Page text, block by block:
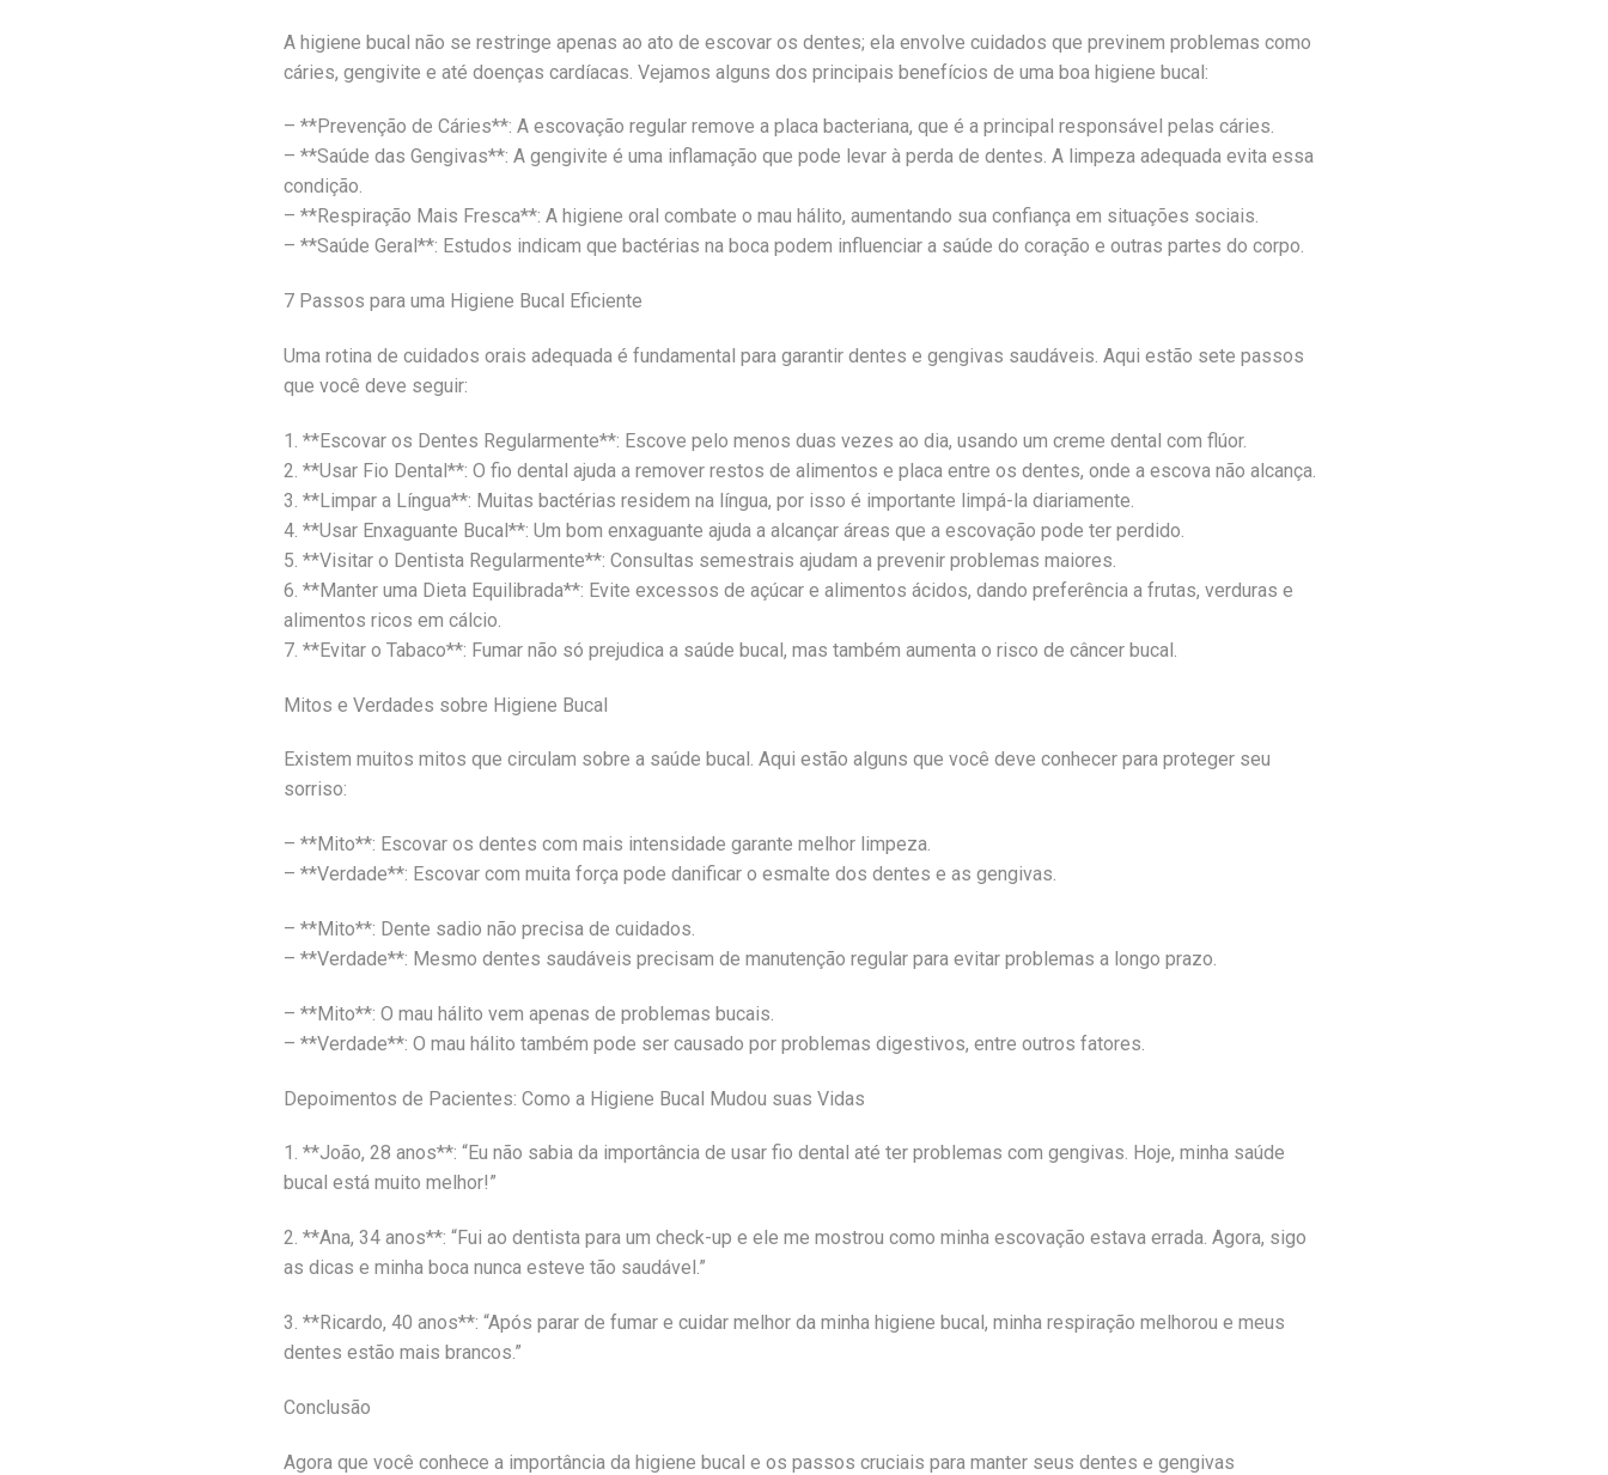
A higiene bucal não se restringe apenas ao ato de escovar os dentes; ela envolve cuidados que previnem problemas como
cáries, gengivite e até doenças cardíacas. Vejamos alguns dos principais benefícios de uma boa higiene bucal:
– **Prevenção de Cáries**: A escovação regular remove a placa bacteriana, que é a principal responsável pelas cáries.
– **Saúde das Gengivas**: A gengivite é uma inflamação que pode levar à perda de dentes. A limpeza adequada evita essa
condição.
– **Respiração Mais Fresca**: A higiene oral combate o mau hálito, aumentando sua confiança em situações sociais.
– **Saúde Geral**: Estudos indicam que bactérias na boca podem influenciar a saúde do coração e outras partes do corpo.
7 Passos para uma Higiene Bucal Eficiente
Uma rotina de cuidados orais adequada é fundamental para garantir dentes e gengivas saudáveis. Aqui estão sete passos
que você deve seguir:
1. **Escovar os Dentes Regularmente**: Escove pelo menos duas vezes ao dia, usando um creme dental com flúor.
2. **Usar Fio Dental**: O fio dental ajuda a remover restos de alimentos e placa entre os dentes, onde a escova não alcança.
3. **Limpar a Língua**: Muitas bactérias residem na língua, por isso é importante limpá-la diariamente.
4. **Usar Enxaguante Bucal**: Um bom enxaguante ajuda a alcançar áreas que a escovação pode ter perdido.
5. **Visitar o Dentista Regularmente**: Consultas semestrais ajudam a prevenir problemas maiores.
6. **Manter uma Dieta Equilibrada**: Evite excessos de açúcar e alimentos ácidos, dando preferência a frutas, verduras e
alimentos ricos em cálcio.
7. **Evitar o Tabaco**: Fumar não só prejudica a saúde bucal, mas também aumenta o risco de câncer bucal.
Mitos e Verdades sobre Higiene Bucal
Existem muitos mitos que circulam sobre a saúde bucal. Aqui estão alguns que você deve conhecer para proteger seu
sorriso:
– **Mito**: Escovar os dentes com mais intensidade garante melhor limpeza.
– **Verdade**: Escovar com muita força pode danificar o esmalte dos dentes e as gengivas.
– **Mito**: Dente sadio não precisa de cuidados.
– **Verdade**: Mesmo dentes saudáveis precisam de manutenção regular para evitar problemas a longo prazo.
– **Mito**: O mau hálito vem apenas de problemas bucais.
– **Verdade**: O mau hálito também pode ser causado por problemas digestivos, entre outros fatores.
Depoimentos de Pacientes: Como a Higiene Bucal Mudou suas Vidas
1. **João, 28 anos**: “Eu não sabia da importância de usar fio dental até ter problemas com gengivas. Hoje, minha saúde
bucal está muito melhor!”
2. **Ana, 34 anos**: “Fui ao dentista para um check-up e ele me mostrou como minha escovação estava errada. Agora, sigo
as dicas e minha boca nunca esteve tão saudável.”
3. **Ricardo, 40 anos**: “Após parar de fumar e cuidar melhor da minha higiene bucal, minha respiração melhorou e meus
dentes estão mais brancos.”
Conclusão
Agora que você conhece a importância da higiene bucal e os passos cruciais para manter seus dentes e gengivas